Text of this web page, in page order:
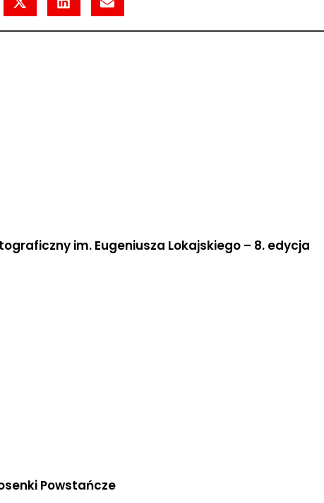
im. Eugeniusza Lokajskiego – 8. edycja
Powstańcze